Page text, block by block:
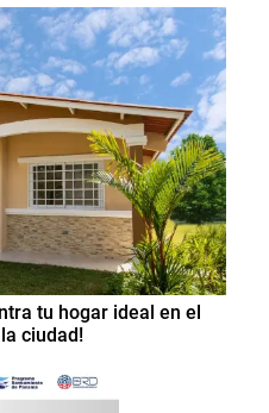
tu hogar ideal en el
ciudad!